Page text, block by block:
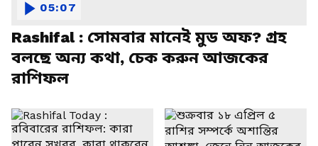
Rashifal : সোমবার মানেই মুড অফ? গ্রহ
বলছে অন্য কথা, চেক করুন আজকের
রাশিফল
05:07